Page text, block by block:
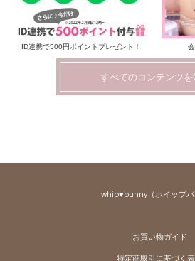
ID連携で500円ポイントプレゼント！
すべてのコンテンツを
whip♥bunny（ホイップバ
お買い物ガイド
特定商取引に基づく